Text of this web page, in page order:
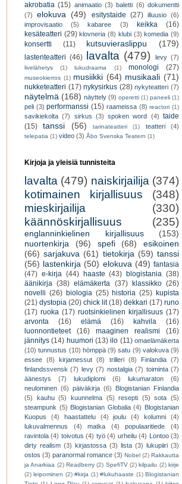
akrobatia (15) animaatio (3) baletti (6) dokumentti
(7)
elokuva (49) esitystaide (27) illuusio (6)
improvisaatio
(5) kabaree (3) keikka
(16)
kesäteatteri (29) klovneria (8) klubi (3) komedia (9)
konsertti (11) kutsuvieraslippu (179)
lastenteatteri (46) lavalta (479) levy (7)
livelähetys (1) lukudraama (1) monologi (27)
museokierros (1) musiikki (64) musikaali (71)
nukketeatteri (17) nykysirkus (28) nykyteatteri (7)
näytelmä (168) näyttely (9) operetti (1) paneeli (1)
peli (3) performanssi (15) raameissa (8) reactori (1)
savikiekolta (7) sirkus (3) spoken word (4) taide
(15)
tanssi (56) tarinateatteri (1) teatteri (4)
telepatia (1) video (3) Åbo Svenska Teatern (1)
Kirjoja ja yleisiä tunnisteita
lavalta (479) naiskirjailija (374)
kotimainen kirjallisuus
(348)
mieskirjailija
(330)
käännöskirjallisuus
(235)
englanninkielinen kirjallisuus
(153)
nuortenkirja
(96) spefi (68)
esikoinen
(66) sarjakuva (61) tietokirja (59) tanssi
(56) lastenkirja (50) elokuva (49) fantasia
(47) e-kirja (44) haaste (43) blogistania (38)
äänikirja (38) elämäkerta (37) klassikko (26)
novelli (26) biologia (25) historia (25) kupista
(21) dystopia (20) chick lit (18) dekkari (17) runo
(17) ruoka (17) ruotsinkielinen kirjallisuus (17)
arvonta
(16) elämä (16) kahvila
(16)
luonnontieteet
(16) maaginen realismi
(16)
jännitys (14) huumori (13) ilo (11) omaelämäkerta
(10) tunnustus (10) hömppä (9) satu (9) valokuva (9)
essee (8) kirjamessut (8) trilleri (8) Finlandia (7)
finlandssvensk (7) levy (7) nostalgia (7) toiminta (7)
äänestys
(7) lukudiplomi (6) lukumaraton
(6)
neulominen (6) päiväkirja (6)
Blogistanian Finlandia
(5)
kauhu (5) kuunnelma (5) resepti (5) sota (5)
steampunk (5) Blogistanian Globalia (4)
Blogistanian
Kuopus
(4) haastattelu (4) joulu (4) kolumni
(4)
lukuvalmennus
(4) matka (4) populaaritiede
(4)
ravintola (4) toivotus (4) työ (4) urheilu (4) Lontoo (3)
dirty realism (3) kirjastossa (3) lista (3) lukupiiri (3)
ostos (3) paranormal romance (3) Nobel (2) Rakkautta
ja Anarkiaa (2) Readberry (2) SpefiTV (2) kilpailu (2) kirje
(2) leipominen (2) #kirja (1) #lukuhaaste (1) Blogistanian